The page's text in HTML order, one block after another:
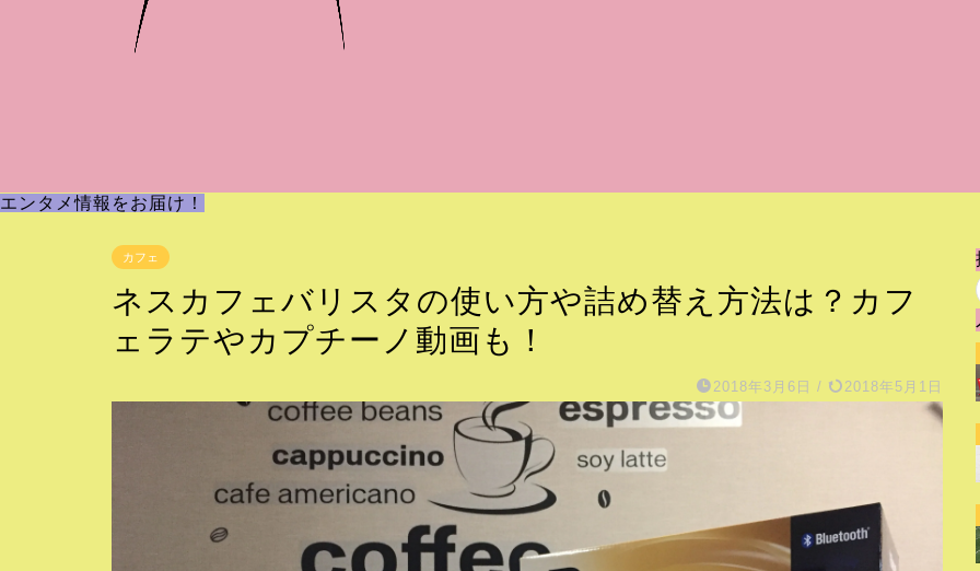
エンタメ情報をお届け！
カフェ
ネスカフェバリスタの使い方や詰め替え方法は？カフ
ェラテやカプチーノ動画も！
2018年3月6日 / 2018年5月1日